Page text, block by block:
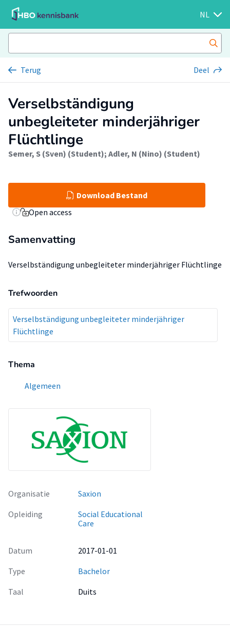
NL
Terug Deel
Verselbständigung
unbegleiteter minderjähriger
Flüchtlinge
Semer, S (Sven) (Student); Adler, N (Nino) (Student)
Download Bestand
Open access
Samenvatting
Verselbständigung unbegleiteter minderjähriger Flüchtlinge
Trefwoorden
Verselbständigung unbegleiteter minderjähriger
Flüchtlinge
Thema
Algemeen
Organisatie
Saxion
Opleiding
Social Educational
Care
Datum
2017-01-01
Type
Bachelor
Taal
Duits